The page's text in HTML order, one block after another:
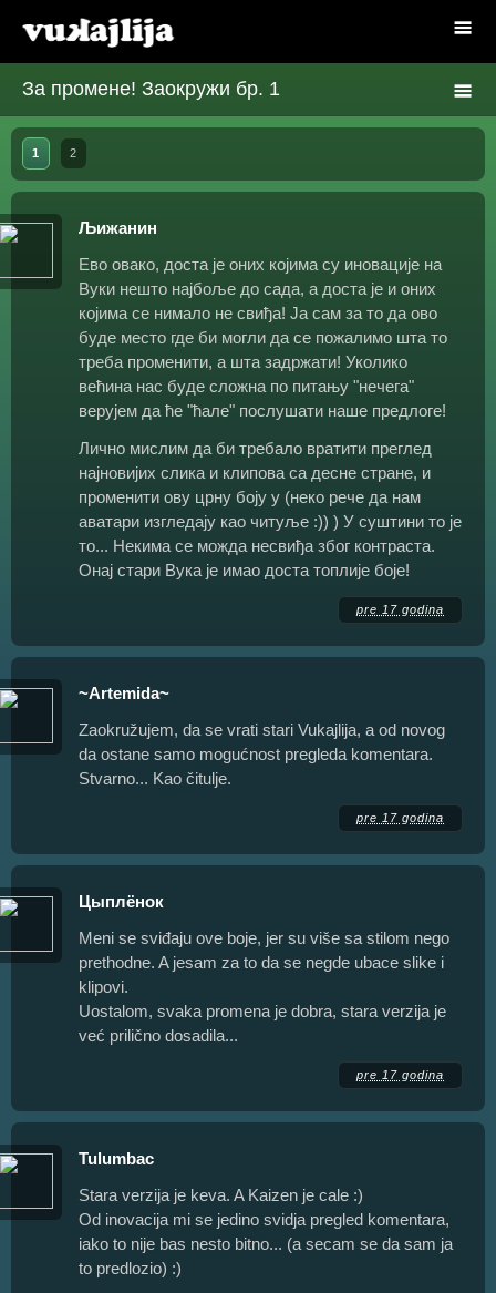
За промене! Заокружи бр. 1
1 2
Љижанин
Ево овако, доста је оних којима су иновације на
Вуки нешто најбоље до сада, а доста је и оних
којима се нимало не свиђа! Ја сам за то да ово
буде место где би могли да се пожалимо шта то
треба променити, а шта задржати! Уколико
већина нас буде сложна по питању "нечега"
верујем да ће "ћале" послушати наше предлоге!
Лично мислим да би требало вратити преглед
најновијих слика и клипова са десне стране, и
променити ову црну боју у (неко рече да нам
аватари изгледају као читуље :)) ) У суштини то је
то... Некима се можда несвиђа због контраста.
Онај стари Вука је имао доста топлије боје!
pre 17 godina
~Artemida~
Zaokružujem, da se vrati stari Vukajlija, a od novog
da ostane samo mogućnost pregleda komentara.
Stvarno... Kao čitulje.
pre 17 godina
Цыплёнок
Meni se sviđaju ove boje, jer su više sa stilom nego
prethodne. A jesam za to da se negde ubace slike i
klipovi.
Uostalom, svaka promena je dobra, stara verzija je
već prilično dosadila...
pre 17 godina
Tulumbac
Stara verzija je keva. A Kaizen je cale :)
Od inovacija mi se jedino svidja pregled komentara,
iako to nije bas nesto bitno... (a secam se da sam ja
to predlozio) :)